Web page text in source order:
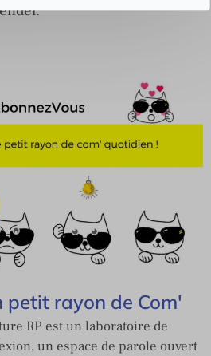
petit rayon de Com'
RP est un laboratoire de
un espace de parole ouvert